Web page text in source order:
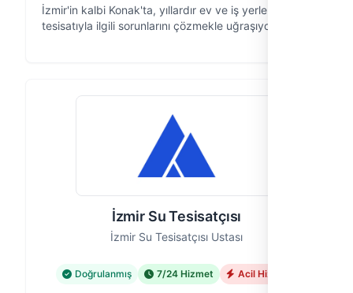
İzmir'in kalbi Konak'ta, yıllardır ev ve iş yerlerinin su
tesisatıyla ilgili sorunlarını çözmekle uğraşıyoruz.
İzmir Su Tesisatçısı
İzmir Su Tesisatçısı Ustası
Doğrulanmış 7/24 Hizmet Acil Hizmet